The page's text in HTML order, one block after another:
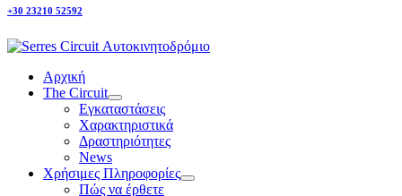
+30 23210 52592
Αρχική
The Circuit
Εγκαταστάσεις
Χαρακτηριστικά
Δραστηριότητες
News
Χρήσιμες Πληροφορίες
Πώς να έρθετε